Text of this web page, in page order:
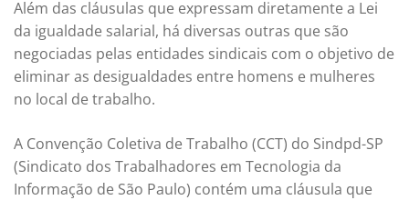
Além das cláusulas que expressam diretamente a Lei
da igualdade salarial, há diversas outras que são
negociadas pelas entidades sindicais com o objetivo de
eliminar as desigualdades entre homens e mulheres
no local de trabalho.
A Convenção Coletiva de Trabalho (CCT) do Sindpd-SP
(Sindicato dos Trabalhadores em Tecnologia da
Informação de São Paulo) contém uma cláusula que